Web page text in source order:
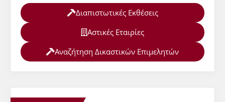
Διαπιστωτικές Εκθέσεις
Αστικές Εταιρίες
Αναζήτηση Δικαστικών Επιμελητών